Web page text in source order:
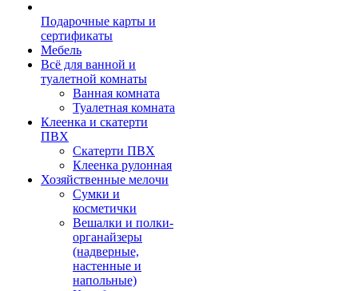
Подарочные карты и
сертификаты
Мебель
Всё для ванной и
туалетной комнаты
Ванная комната
Туалетная комната
Клеенка и скатерти
ПВХ
Скатерти ПВХ
Клеенка рулонная
Хозяйственные мелочи
Сумки и
косметички
Вешалки и полки-
органайзеры
(надверные,
настенные и
напольные)